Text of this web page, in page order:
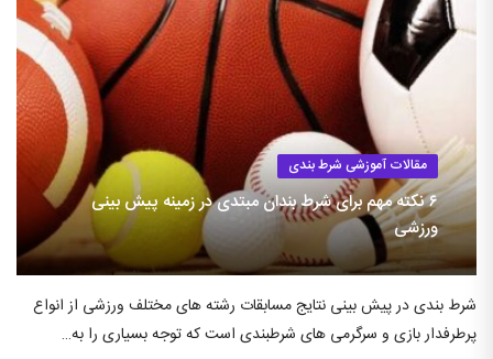
مقالات آموزشی شرط بندی
۶ نکته مهم برای شرط بندان مبتدی در زمینه پیش بینی
ورزشی
شرط بندی در پیش بینی نتایج مسابقات رشته های مختلف ورزشی از انواع
پرطرفدار بازی و سرگرمی های شرطبندی است که توجه بسیاری را به…